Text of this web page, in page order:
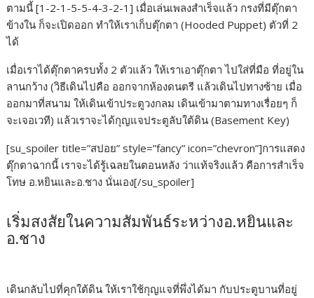
ตามนี้ [1-2-1-5-5-4-3-2-1] เมื่อเล่นเพลงสำเร็จแล้ว กรงที่มีตุ๊กตา
ข้างใน ก็จะเปิดออก ทำให้เราเก็บตุ๊กตา (Hooded Puppet) ตัวที่ 2
ได้
เมื่อเราได้ตุ๊กตาครบทั้ง 2 ตัวแล้ว ให้เราเอาตุ๊กตา ไปใส่ที่มือ ที่อยู่ใน
ลานกว้าง (วิธีเดินไปคือ ออกจากห้องดนตรี แล้วเดินไปทางซ้าย เมื่อ
ออกมาที่สนาม ให้เดินเข้าประตูวงกลม เดินเข้ามาตามทางเรื่อยๆ ก็
จะเจอเวที) แล้วเราจะได้กุญแจประตูลับใต้ดิน (Basement Key)
[su_spoiler title=”สปอย” style=”fancy” icon=”chevron”]การแสดง
ตุ๊กตาฉากนี้ เราจะได้รู้เฉลยในตอนหลัง ว่าแท้จริงแล้ว คือการสำเร็จ
โทษ อ.หยินและอ.ชาง นั่นเอง[/su_spoiler]
เริ่มสงสัยในความสัมพันธ์ระหว่างอ.หยินและ
อ.ชาง
เดินกลับไปที่คุกใต้ดิน ให้เราใช้กุญแจที่พึ่งได้มา กับประตูบานที่อยู่